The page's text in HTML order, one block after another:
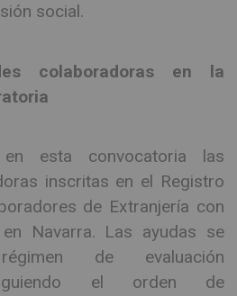
social.
colaboradoras en la
esta convocatoria las
inscritas en el Registro
de Extranjería con
Navarra. Las ayudas se
de evaluación
siguiendo el orden de